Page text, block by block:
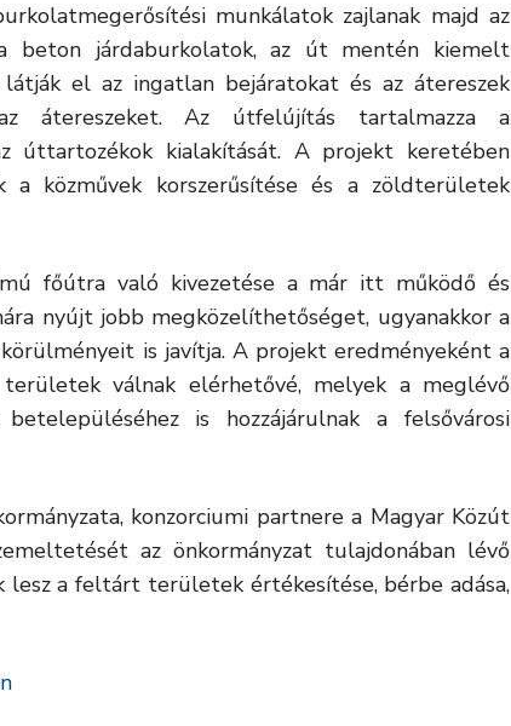
munkálatok zajlanak majd az
beton járdaburkolatok, az út mentén kiemelt
el az ingatlan bejáratokat és az átereszek
átereszeket. Az útfelújítás tartalmazza a
úttartozékok kialakítását. A projekt keretében
közművek korszerűsítése és a zöldterületek
főútra való kivezetése a már itt működő és
nyújt jobb megközelíthetőséget, ugyanakkor a
is javítja. A projekt eredményeként a
válnak elérhetővé, melyek a meglévő
is hozzájárulnak a felsővárosi
konzorciumi partnere a Magyar Közút
az önkormányzat tulajdonában lévő
lesz a feltárt területek értékesítése, bérbe adása,